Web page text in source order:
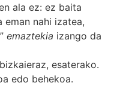
ala ez: ez baita
nahi izatea,
emaztekia izango da
bizkaieraz, esaterako.
edo behekoa.